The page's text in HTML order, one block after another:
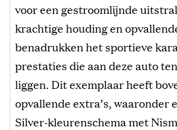
voor een gestroomlijnde
krachtige houding en
benadrukken het sportieve
prestaties die aan deze auto
liggen. Dit exemplaar heeft
opvallende extra’s, waaronder
Silver-kleurenschema met